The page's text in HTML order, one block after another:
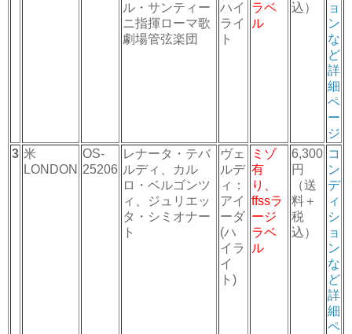
ル・サンティー
ニ指揮ローマ歌
劇場管弦楽団
ハイ
ライ
ト
ラベ
ル
込）
ョ
ン
な
ど
詳
細
ペ
ー
ジ
3 米
LONDON
OS-
25206
レナータ・テバ
ルディ、カル
ロ・ベルゴンツ
ィ、ジュリエッ
タ・シミオナー
ト
ヴェ
ルデ
ィ：
アイ
ーダ
(ハ
イラ
イ
ト)
ミゾ
有
り、
ffssラ
ージ
ラベ
ル
6,300
円
（送
料＋
税
込）
コ
ン
デ
ィ
シ
ョ
ン
な
ど
詳
細
ペ